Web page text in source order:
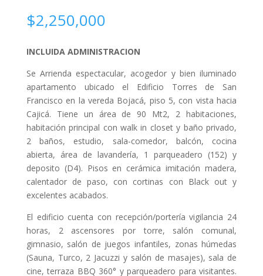
$2,250,000
INCLUIDA ADMINISTRACION
Se Arrienda espectacular, acogedor y bien iluminado
apartamento ubicado el Edificio Torres de San
Francisco en la vereda Bojacá, piso 5, con vista hacia
Cajicá. Tiene un área de 90 Mt2, 2 habitaciones,
habitación principal con walk in closet y baño privado,
2 baños, estudio, sala-comedor, balcón, cocina
abierta, área de lavandería, 1 parqueadero (152) y
deposito (D4). Pisos en cerámica imitación madera,
calentador de paso, con cortinas con Black out y
excelentes acabados.
El edificio cuenta con recepción/portería vigilancia 24
horas, 2 ascensores por torre, salón comunal,
gimnasio, salón de juegos infantiles, zonas húmedas
(Sauna, Turco, 2 Jacuzzi y salón de masajes), sala de
cine, terraza BBQ 360° y parqueadero para visitantes.